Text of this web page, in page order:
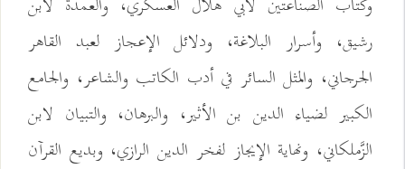
رشيق، وأسرار البلاغة، ودلائل الإعجاز لعبد القاهر
الجرجاني، والمثل السائر في أدب الكاتب والشاعر، والجامع
الكبير لضياء الدين بن الأثير، والبرهان، والتبيان لابن
الزَّملكاني، ونهاية الإيجاز لفخر الدين الرازي، وبديع القرآن